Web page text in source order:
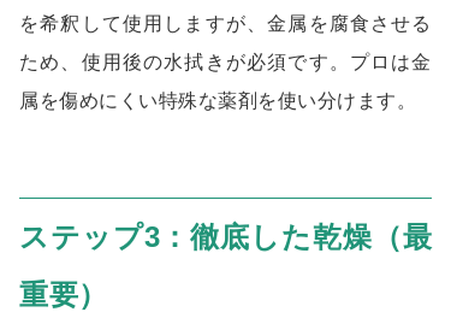
を希釈して使用しますが、金属を腐食させる
ため、使用後の水拭きが必須です。プロは金
属を傷めにくい特殊な薬剤を使い分けます。
ステップ3：徹底した乾燥（最
重要）